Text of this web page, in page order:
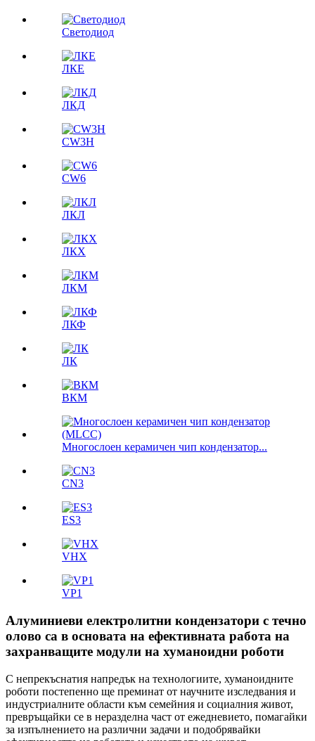
Светодиод
ЛКЕ
ЛКД
CW3H
CW6
ЛКЛ
ЛКX
ЛКМ
ЛКФ
ЛК
ВКМ
Многослоен керамичен чип кондензатор...
CN3
ES3
VHX
VP1
Алуминиеви електролитни кондензатори с течно
олово са в основата на ефективната работа на
захранващите модули на хуманоидни роботи
С непрекъснатия напредък на технологиите, хуманоидните
роботи постепенно ще преминат от научните изследвания и
индустриалните области към семейния и социалния живот,
превръщайки се в неразделна част от ежедневието, помагайки
за изпълнението на различни задачи и подобрявайки